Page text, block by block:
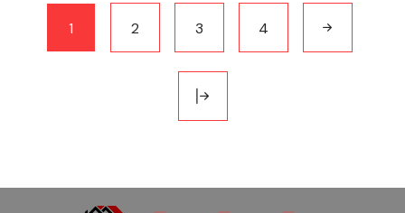
1 2 3 4